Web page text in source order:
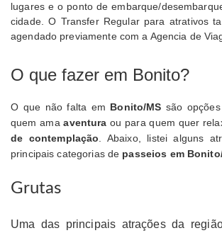
lugares e o ponto de embarque/
cidade. O Transfer Regular para atrativos
agendado previamente com a Agencia de
O que fazer em Bonito?
O que não falta em Bonito/MS são
quem amaaventura ou para quem quer
de contemplação. Abaixo, listei alguns
principais categorias de passeios em
Grutas
Uma das principais atrações da